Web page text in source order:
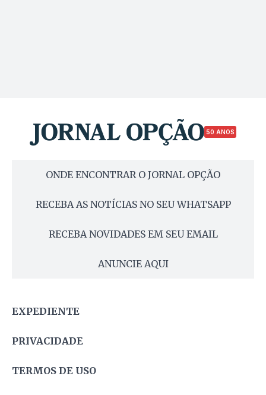
50 ANOS
ONDE ENCONTRAR O JORNAL OPÇÃO
RECEBA AS NOTÍCIAS NO SEU WHATSAPP
RECEBA NOVIDADES EM SEU EMAIL
ANUNCIE AQUI
EXPEDIENTE
PRIVACIDADE
TERMOS DE USO